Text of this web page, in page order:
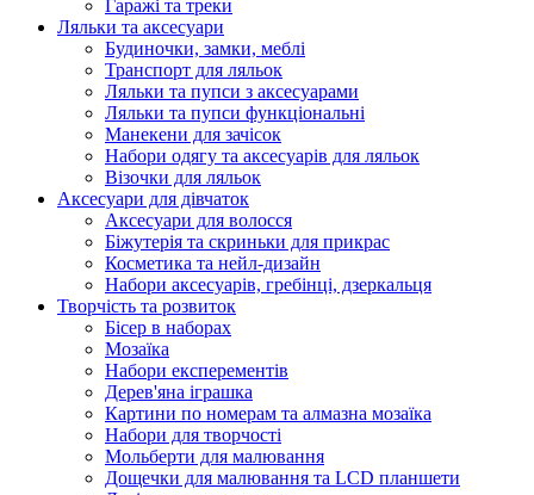
Гаражі та треки
Ляльки та аксесуари
Будиночки, замки, меблі
Транспорт для ляльок
Ляльки та пупси з аксесуарами
Ляльки та пупси функціональні
Манекени для зачісок
Набори одягу та аксесуарів для ляльок
Візочки для ляльок
Аксесуари для дівчаток
Аксесуари для волосся
Біжутерія та скриньки для прикрас
Косметика та нейл-дизайн
Набори аксесуарів, гребінці, дзеркальця
Творчість та розвиток
Бісер в наборах
Мозаїка
Набори експерементів
Дерев'яна іграшка
Картини по номерам та алмазна мозаїка
Набори для творчості
Мольберти для малювання
Дощечки для малювання та LCD планшети